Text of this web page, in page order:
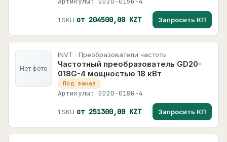
1 SKU от 204500,00 KZT Запросить КП
Нет фото
INVT · Преобразователи частоты
Частотный преобразователь GD20-
018G-4 мощностью 18 кВт
Под заказ
Артикулы: GD20-018G-4
1 SKU от 251300,00 KZT Запросить КП